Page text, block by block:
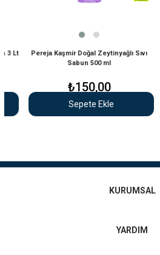
Lt
Pereja Kaşmir Doğal Zeytinyağlı Sıvı
Sabun 500 ml
₺150,00
Sepete Ekle
KURUMSAL
YARDIM